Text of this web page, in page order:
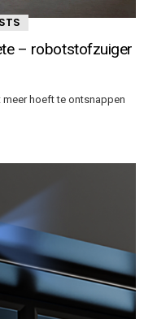
– robotstofzuiger
meer hoeft te ontsnappen